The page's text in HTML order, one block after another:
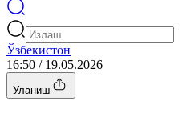
Ўзбекистон
16:50 / 19.05.2026
Уланиш